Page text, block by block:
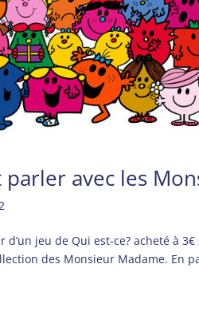
avec les
d’un jeu de Qui est-ce? acheté à
des Monsieur Madame. En